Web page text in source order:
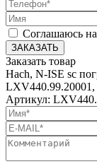
Соглашаюсь
ЗАКАЗАТЬ
Заказать товар
Hach, N-ISE sc
Артикул: